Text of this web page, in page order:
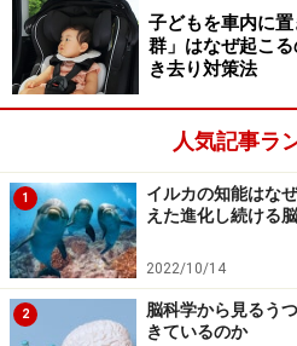
睡眠の質がよければ、このレ
覚することは通常はありませ
ど、睡眠環境がよくなかった
眠が浅くなりすぎ、大脳が体
かわからないような物を知覚
す。何かいやな夢を見て、そ
なってしまった状態を、「金
ものと思われます。つまり、
子どもを車内に
群」はなぜ起こ
き去り対策法
人気記事ラ
1
イルカの知能はな
えた進化し続ける脳
2022/10/14
2
脳科学から見るう
きているのか